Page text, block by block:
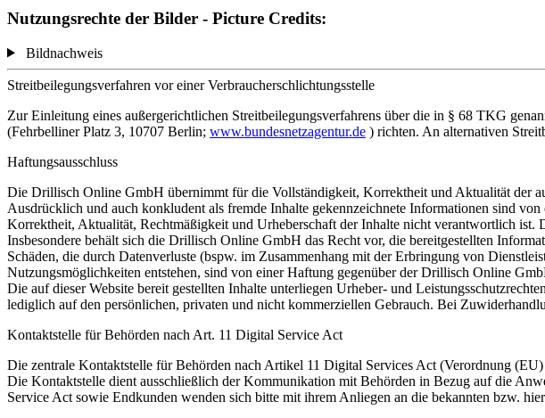
Nutzungsrechte der Bilder - Picture Credits:
Bildnachweis
Streitbeilegungsverfahren vor einer Verbraucherschlichtungsstelle
Zur Einleitung eines außergerichtlichen Streitbeilegungsverfahrens über die in § 68 TKG
(Fehrbelliner Platz 3, 10707 Berlin; www.bundesnetzagentur.de ) richten. An alternativen
Haftungsausschluss
Die Drillisch Online GmbH übernimmt für die Vollständigkeit, Korrektheit und Aktualität der
Ausdrücklich und auch konkludent als fremde Inhalte gekennzeichnete Informationen sind
Korrektheit, Aktualität, Rechtmäßigkeit und Urheberschaft der Inhalte nicht verantwortlich ist.
Insbesondere behält sich die Drillisch Online GmbH das Recht vor, die bereitgestellten
Schäden, die durch Datenverluste (bspw. im Zusammenhang mit der Erbringung von
Nutzungsmöglichkeiten entstehen, sind von einer Haftung gegenüber der Drillisch Online
Die auf dieser Website bereit gestellten Inhalte unterliegen Urheber- und
lediglich auf den persönlichen, privaten und nicht kommerziellen Gebrauch. Bei
Kontaktstelle für Behörden nach Art. 11 Digital Service Act
Die zentrale Kontaktstelle für Behörden nach Artikel 11 Digital Services Act (Verordnung
Die Kontaktstelle dient ausschließlich der Kommunikation mit Behörden in Bezug auf die
Service Act sowie Endkunden wenden sich bitte mit ihrem Anliegen an die bekannten bzw.